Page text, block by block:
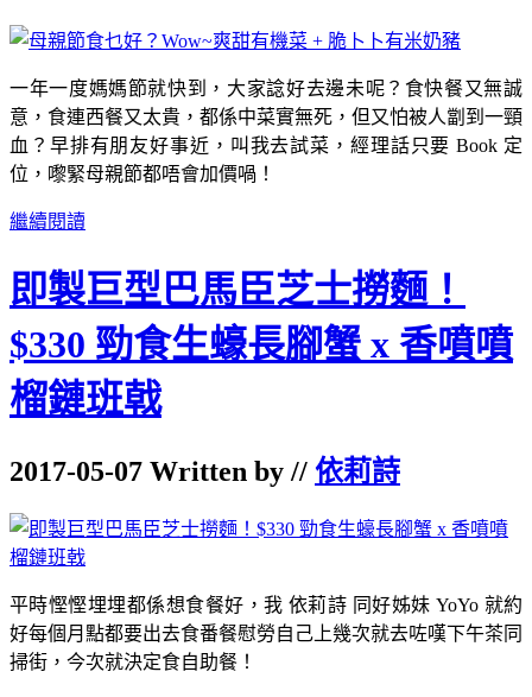
一年一度媽媽節就快到，大家諗好去邊未呢？食快餐又無誠
意，食連西餐又太貴，都係中菜實無死，但又怕被人劏到一頸
血？早排有朋友好事近，叫我去試菜，經理話只要 Book 定
位，嚟緊母親節都唔會加價喎！
繼續閱讀
即製巨型巴馬臣芝士撈麵！
$330 勁食生蠔長腳蟹 x 香噴噴
榴鏈班戟
2017-05-07 Written by // 依莉詩
平時慳慳埋埋都係想食餐好，我 依莉詩 同好姊妹 YoYo 就約
好每個月點都要出去食番餐慰勞自己上幾次就去咗嘆下午茶同
掃街，今次就決定食自助餐！